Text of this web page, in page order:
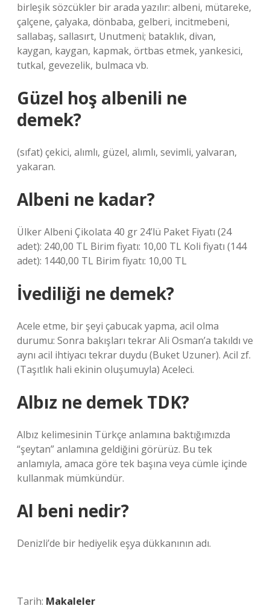
birleşik sözcükler bir arada yazılır: albeni, mütareke,
çalçene, çalyaka, dönbaba, gelberi, incitmebeni,
sallabaş, sallasırt, Unutmeni; bataklık, divan,
kaygan, kaygan, kapmak, örtbas etmek, yankesici,
tutkal, gevezelik, bulmaca vb.
Güzel hoş albenili ne
demek?
(sıfat) çekici, alımlı, güzel, alımlı, sevimli, yalvaran,
yakaran.
Albeni ne kadar?
Ülker Albeni Çikolata 40 gr 24’lü Paket Fiyatı (24
adet): 240,00 TL Birim fiyatı: 10,00 TL Koli fiyatı (144
adet): 1440,00 TL Birim fiyatı: 10,00 TL
İvediliği ne demek?
Acele etme, bir şeyi çabucak yapma, acil olma
durumu: Sonra bakışları tekrar Ali Osman’a takıldı ve
aynı acil ihtiyacı tekrar duydu (Buket Uzuner). Acil zf.
(Taşıtlık hali ekinin oluşumuyla) Aceleci.
Albız ne demek TDK?
Albız kelimesinin Türkçe anlamına baktığımızda
“şeytan” anlamına geldiğini görürüz. Bu tek
anlamıyla, amaca göre tek başına veya cümle içinde
kullanmak mümkündür.
Al beni nedir?
Denizli’de bir hediyelik eşya dükkanının adı.
Tarih: Makaleler